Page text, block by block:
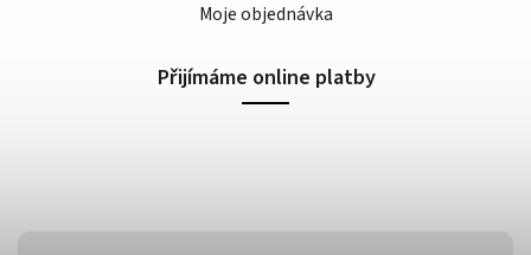
Moje objednávka
Přijímáme online platby